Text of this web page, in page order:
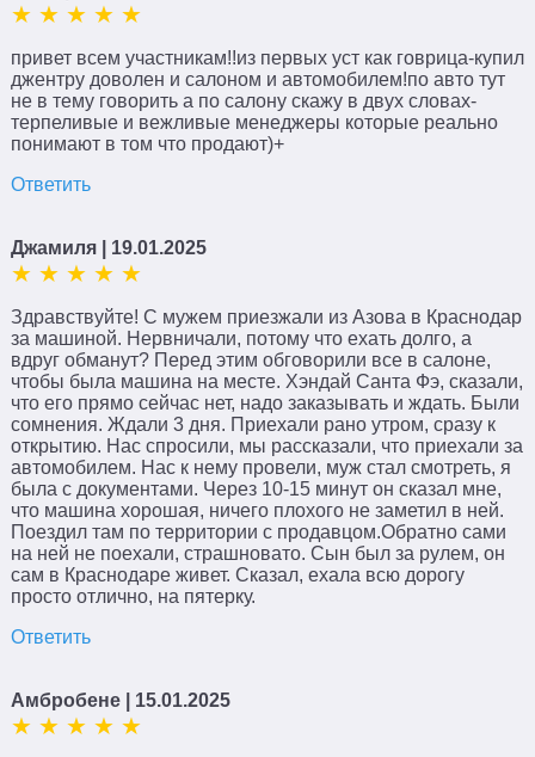
привет всем участникам!!из первых уст как говрица-купил
джентру доволен и салоном и автомобилем!по авто тут
не в тему говорить а по салону скажу в двух словах-
терпеливые и вежливые менеджеры которые реально
понимают в том что продают)+
Ответить
Джамиля | 19.01.2025
Здравствуйте! С мужем приезжали из Азова в Краснодар
за машиной. Нервничали, потому что ехать долго, а
вдруг обманут? Перед этим обговорили все в салоне,
чтобы была машина на месте. Хэндай Санта Фэ, сказали,
что его прямо сейчас нет, надо заказывать и ждать. Были
сомнения. Ждали 3 дня. Приехали рано утром, сразу к
открытию. Нас спросили, мы рассказали, что приехали за
автомобилем. Нас к нему провели, муж стал смотреть, я
была с документами. Через 10-15 минут он сказал мне,
что машина хорошая, ничего плохого не заметил в ней.
Поездил там по территории с продавцом.Обратно сами
на ней не поехали, страшновато. Сын был за рулем, он
сам в Краснодаре живет. Сказал, ехала всю дорогу
просто отлично, на пятерку.
Ответить
Амбробене | 15.01.2025